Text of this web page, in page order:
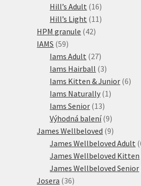
Hill’s Adult 1616
produktů
Hill’s Light 11 11
HPM granule 4242
IAMS 5959
produktů
Iams Adult 2727
produktů
Iams Hairball 33
produkty
Iams Kitten & Junior 66
Iams Naturally 1 1
Iams Senior 1313
produktů
Výhodná balení 99
produktů
James Wellbeloved 99
James Wellbeloved Adult
James Wellbeloved Kitten
James Wellbeloved Senior
Josera 3636